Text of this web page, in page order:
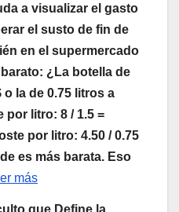
a visualizar el gasto
el susto de fin de
en el supermercado
¿La botella de
o la de 0.75 litros a
por litro: 8 / 1.5 =
por litro: 4.50 / 0.75
es más barata. Eso
más
que Define la